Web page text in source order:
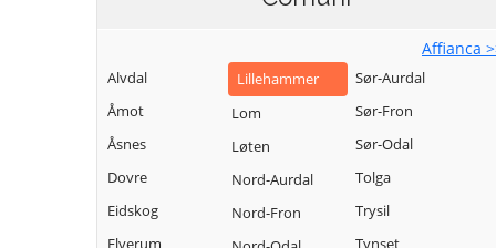
Affianca
Alvdal
Åmot
Åsnes
Dovre
Eidskog
Elverum
Lillehammer
Lom
Løten
Nord-Aurdal
Nord-Fron
Sør-Aurdal
Sør-Fron
Sør-Odal
Tolga
Trysil
Tynset